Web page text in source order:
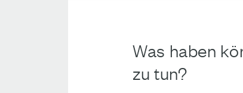
Was haben
zu tun?